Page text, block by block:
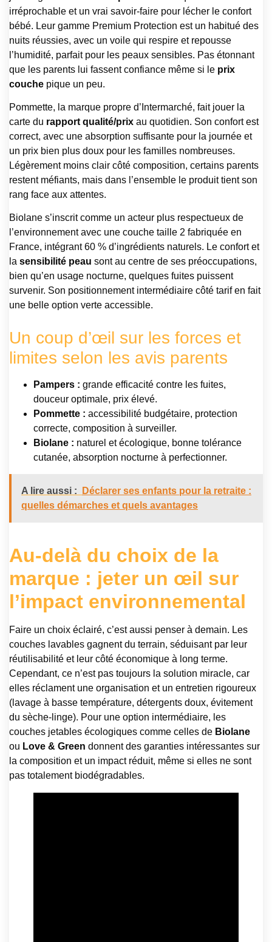
irréprochable et un vrai savoir-faire pour lécher le confort
bébé. Leur gamme Premium Protection est un habitué des
nuits réussies, avec un voile qui respire et repousse
l’humidité, parfait pour les peaux sensibles. Pas étonnant
que les parents lui fassent confiance même si le prix
couche pique un peu.
Pommette, la marque propre d’Intermarché, fait jouer la
carte du rapport qualité/prix au quotidien. Son confort est
correct, avec une absorption suffisante pour la journée et
un prix bien plus doux pour les familles nombreuses.
Légèrement moins clair côté composition, certains parents
restent méfiants, mais dans l’ensemble le produit tient son
rang face aux attentes.
Biolane s’inscrit comme un acteur plus respectueux de
l’environnement avec une couche taille 2 fabriquée en
France, intégrant 60 % d’ingrédients naturels. Le confort et
la sensibilité peau sont au centre de ses préoccupations,
bien qu’en usage nocturne, quelques fuites puissent
survenir. Son positionnement intermédiaire côté tarif en fait
une belle option verte accessible.
Un coup d’œil sur les forces et
limites selon les avis parents
Pampers : grande efficacité contre les fuites,
douceur optimale, prix élevé.
Pommette : accessibilité budgétaire, protection
correcte, composition à surveiller.
Biolane : naturel et écologique, bonne tolérance
cutanée, absorption nocturne à perfectionner.
A lire aussi :
Déclarer ses enfants pour la retraite :
quelles démarches et quels avantages
Au-delà du choix de la
marque : jeter un œil sur
l’impact environnemental
Faire un choix éclairé, c’est aussi penser à demain. Les
couches lavables gagnent du terrain, séduisant par leur
réutilisabilité et leur côté économique à long terme.
Cependant, ce n’est pas toujours la solution miracle, car
elles réclament une organisation et un entretien rigoureux
(lavage à basse température, détergents doux, évitement
du sèche-linge). Pour une option intermédiaire, les
couches jetables écologiques comme celles de Biolane
ou Love & Green donnent des garanties intéressantes sur
la composition et un impact réduit, même si elles ne sont
pas totalement biodégradables.